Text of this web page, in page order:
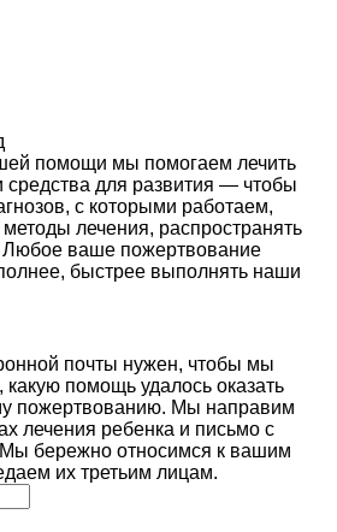
помощи мы помогаем лечить
для развития — чтобы
с которыми работаем,
лечения, распространять
Любое ваше пожертвование
быстрее выполнять наши
почты нужен, чтобы мы
какую помощь удалось оказать
пожертвованию. Мы направим
лечения ребенка и письмо с
Мы бережно относимся к вашим
их третьим лицам.